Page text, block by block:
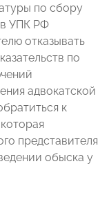
по сбору
в УПК РФ
отказывать
по
адвокатской
к
представителя
обыска у